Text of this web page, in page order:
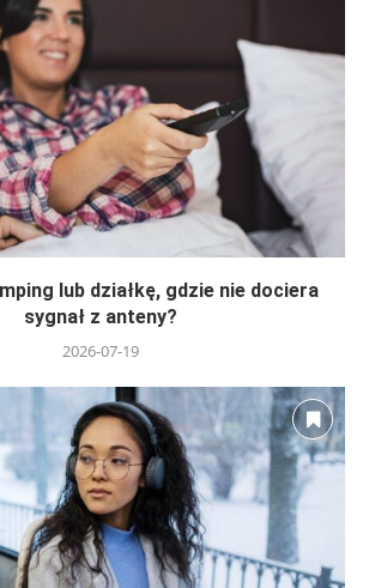
lub działkę, gdzie nie dociera
sygnał z anteny?
2026-07-19